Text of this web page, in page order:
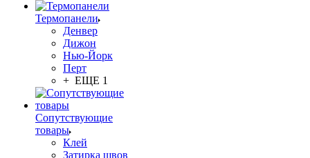
Термопанели
Денвер
Дижон
Нью-Йорк
Перт
+ ЕЩЕ 1
Сопутствующие
товары
Клей
Затирка швов